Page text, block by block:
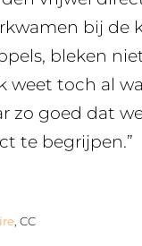
bij de
bleken
weet toch al
zo goed dat
te begrijpen.”
, CC